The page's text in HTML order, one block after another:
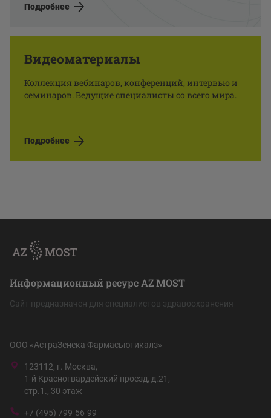
Подробнее
Видеоматериалы
Коллекция вебинаров, конференций, интервью и
семинаров. Ведущие специалисты со всего мира.
Подробнее
Информационный ресурс AZ MOST
Сайт предназначен для специалистов здравоохранения
ООО «АстраЗенека Фармасьютикалз»
123112, г. Москва,
1-й Красногвардейский проезд, д.21,
стр.1., 30 этаж
+7 (495) 799-56-99